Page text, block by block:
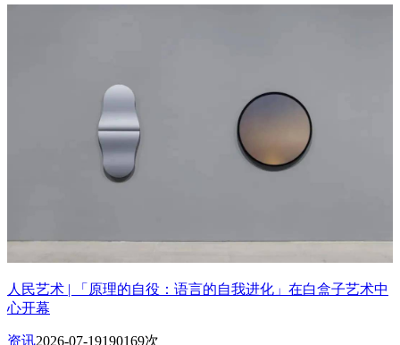
人民艺术 | 「原理的自役：语言的自我进化」在白盒子艺术中
心开幕
资讯2026-07-19190169次